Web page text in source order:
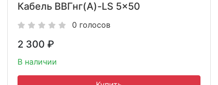
Кабель ВВГнг(A)-LS 5x50
0 голосов
2 300 ₽
В наличии